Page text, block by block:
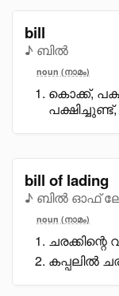
bill
♪ ബിൽ
noun (നാമം)
കൊക്ക്,
bill of lading
♪ ബിൽ ഓഫ്
noun (നാമം)
കപ്പലിൽ